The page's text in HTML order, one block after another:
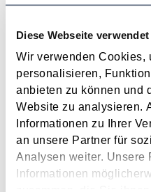
Diese Webseite
Wir verwenden Cookies,
personalisieren,
anbieten zu können und
Website zu analysieren.
Informationen zu Ihrer
an unsere Partner für
Analysen weiter. Unsere
Informationen
eines...
Langtext
empfehlen
Suche im Archiv
Suche nach Begriffen
Suche nach Datum
Suche in Schlagwortliste